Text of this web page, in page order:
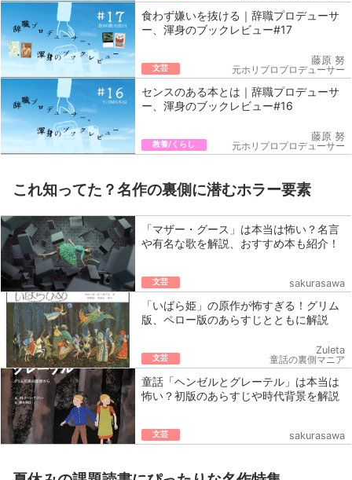
食わず嫌いを抜ける｜辞職プロデューサ
ー、渾身のブックレビュー#17
文芸
藤原 努
元ホリプロプロデューサー
センスのある本とは｜辞職プロデューサ
ー、渾身のブックレビュー#16
教養/くらし
藤原 努
元ホリプロプロデューサー
これ知ってた？名作の裏側に潜むホラー要素
「マザー・グース」は本当は怖い？名言
や有名な歌を解説、おすすめ本も紹介！
文芸 sakurasawa
「いばら姫」の原作が怖すぎる！グリム
版、ペロー版のあらすじとともに解説
文芸
Zuleta
童話の裏側マニア
童話「ヘンゼルとグレーテル」は本当は
怖い？初版のあらすじや時代背景を解説
文芸 sakurasawa